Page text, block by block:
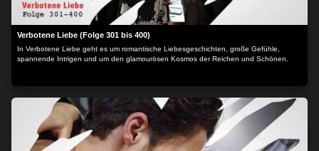
Verbotene Liebe (Folge 301 bis 400)
In Verbotene Liebe geht es um romantische Liebesgeschichten, große Gefühle,
spannende Intrigen und um den glamourösen Kosmos der Reichen und Schönen.